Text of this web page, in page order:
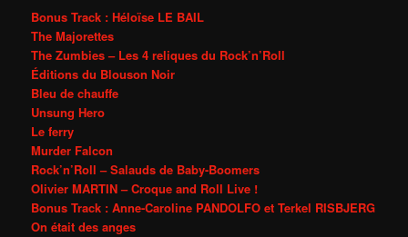
Bonus Track : Héloïse LE BAIL
The Majorettes
The Zumbies – Les 4 reliques du Rock’n’Roll
Éditions du Blouson Noir
Bleu de chauffe
Unsung Hero
Le ferry
Murder Falcon
Rock’n’Roll – Salauds de Baby-Boomers
Olivier MARTIN – Croque and Roll Live !
Bonus Track : Anne-Caroline PANDOLFO et Terkel RISBJERG
On était des anges